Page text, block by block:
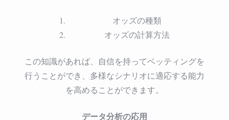
オッズの種類
オッズの計算方法
この知識があれば、自信を持ってベッティングを
行うことができ、多様なシナリオに適応する能力
を高めることができます。
データ分析の応用